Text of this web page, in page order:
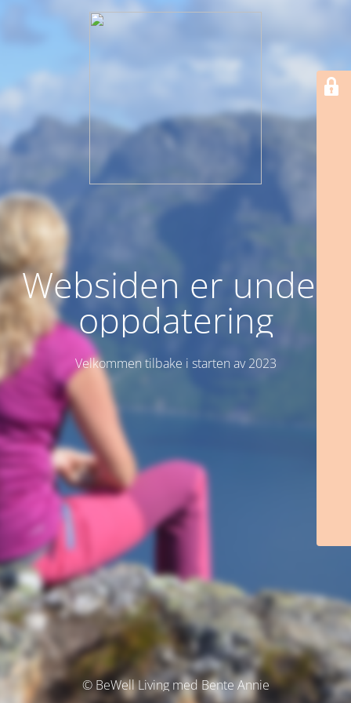
Websiden er under
oppdatering
Velkommen tilbake i starten av 2023
© BeWell Living med Bente Annie